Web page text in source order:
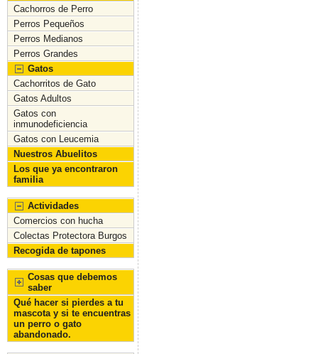
Cachorros de Perro
Perros Pequeños
Perros Medianos
Perros Grandes
Gatos
Cachorritos de Gato
Gatos Adultos
Gatos con
inmunodeficiencia
Gatos con Leucemia
Nuestros Abuelitos
Los que ya encontraron
familia
Actividades
Comercios con hucha
Colectas Protectora Burgos
Recogida de tapones
Cosas que debemos
saber
Qué hacer si pierdes a tu
mascota y si te encuentras
un perro o gato
abandonado.